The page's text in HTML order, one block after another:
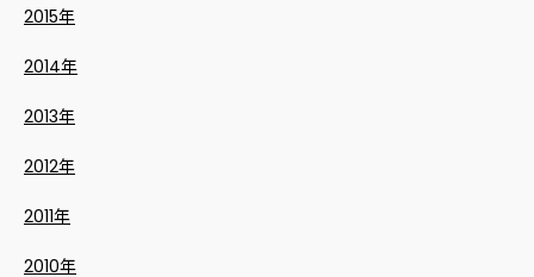
2015年
2014年
2013年
2012年
2011年
2010年